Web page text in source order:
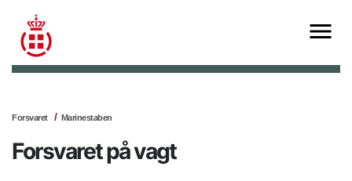
Forsvaret Marinestaben
Forsvaret på vagt